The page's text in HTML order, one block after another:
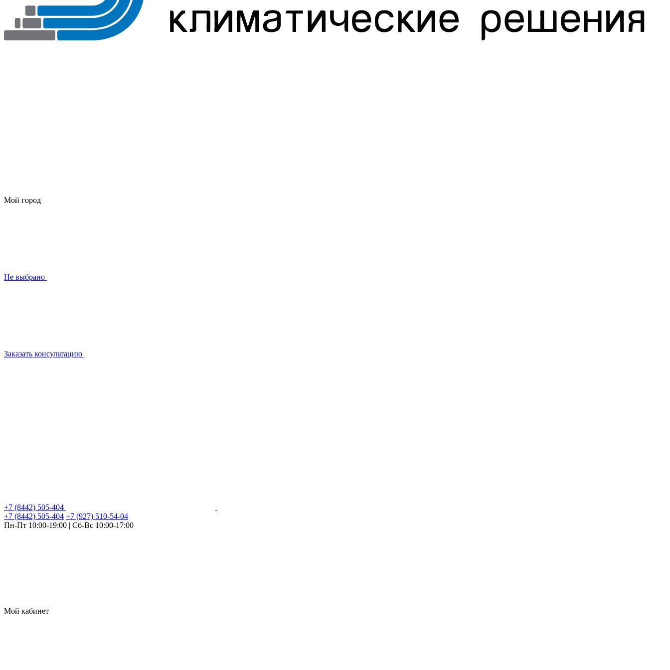
Мой город
Не выбрано
Заказать консультацию
+7 (8442) 505-404
+7 (8442) 505-404 +7 (927) 510-54-04
Пн-Пт 10:00-19:00 | Сб-Вс 10:00-17:00
Мой кабинет